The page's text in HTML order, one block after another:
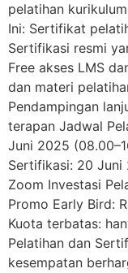
pelatihan
Ini: Sertifikat
Sertifikasi resmi
Free akses LMS
dan materi
Pendampingan
terapan Jadwal
Juni 2025
Sertifikasi: 20 Juni
Zoom Investasi
Promo Early Bird:
Kuota terbatas:
Pelatihan dan
kesempatan